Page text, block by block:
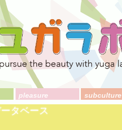
pleasure subculture
タベース